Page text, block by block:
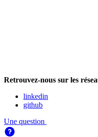
Retrouvez-nous sur les
linkedin
github
Une question